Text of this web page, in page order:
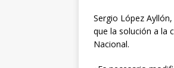
Sergio López
que la solución a la
Nacional.